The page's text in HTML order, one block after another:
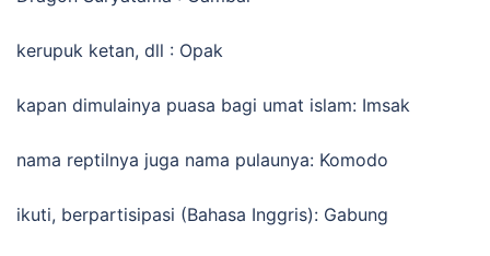
kerupuk ketan, dll : Opak
kapan dimulainya puasa bagi umat islam: Imsak
nama reptilnya juga nama pulaunya: Komodo
ikuti, berpartisipasi (Bahasa Inggris): Gabung